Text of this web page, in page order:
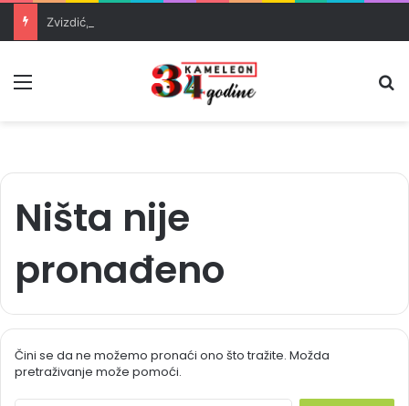
Ništa nije
pronađeno
Čini se da ne možemo pronaći ono što tražite. Možda
pretraživanje može pomoći.